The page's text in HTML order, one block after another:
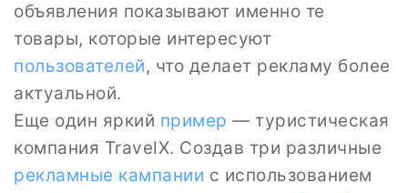
объявления показывают именно те
товары, которые интересуют
пользователей, что делает рекламу более
актуальной.
Еще один яркий пример — туристическая
компания TravelX. Создав три различные
рекламные кампании с использованием